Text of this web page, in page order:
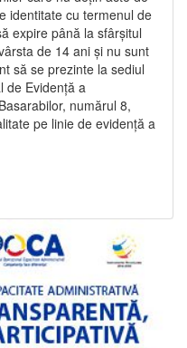
identitate cu termenul de
expire până la sfârșitul
de 14 ani și nu sunt
să se prezinte la sediul
de Evidență a
numărul 8,
pe linie de evidență a